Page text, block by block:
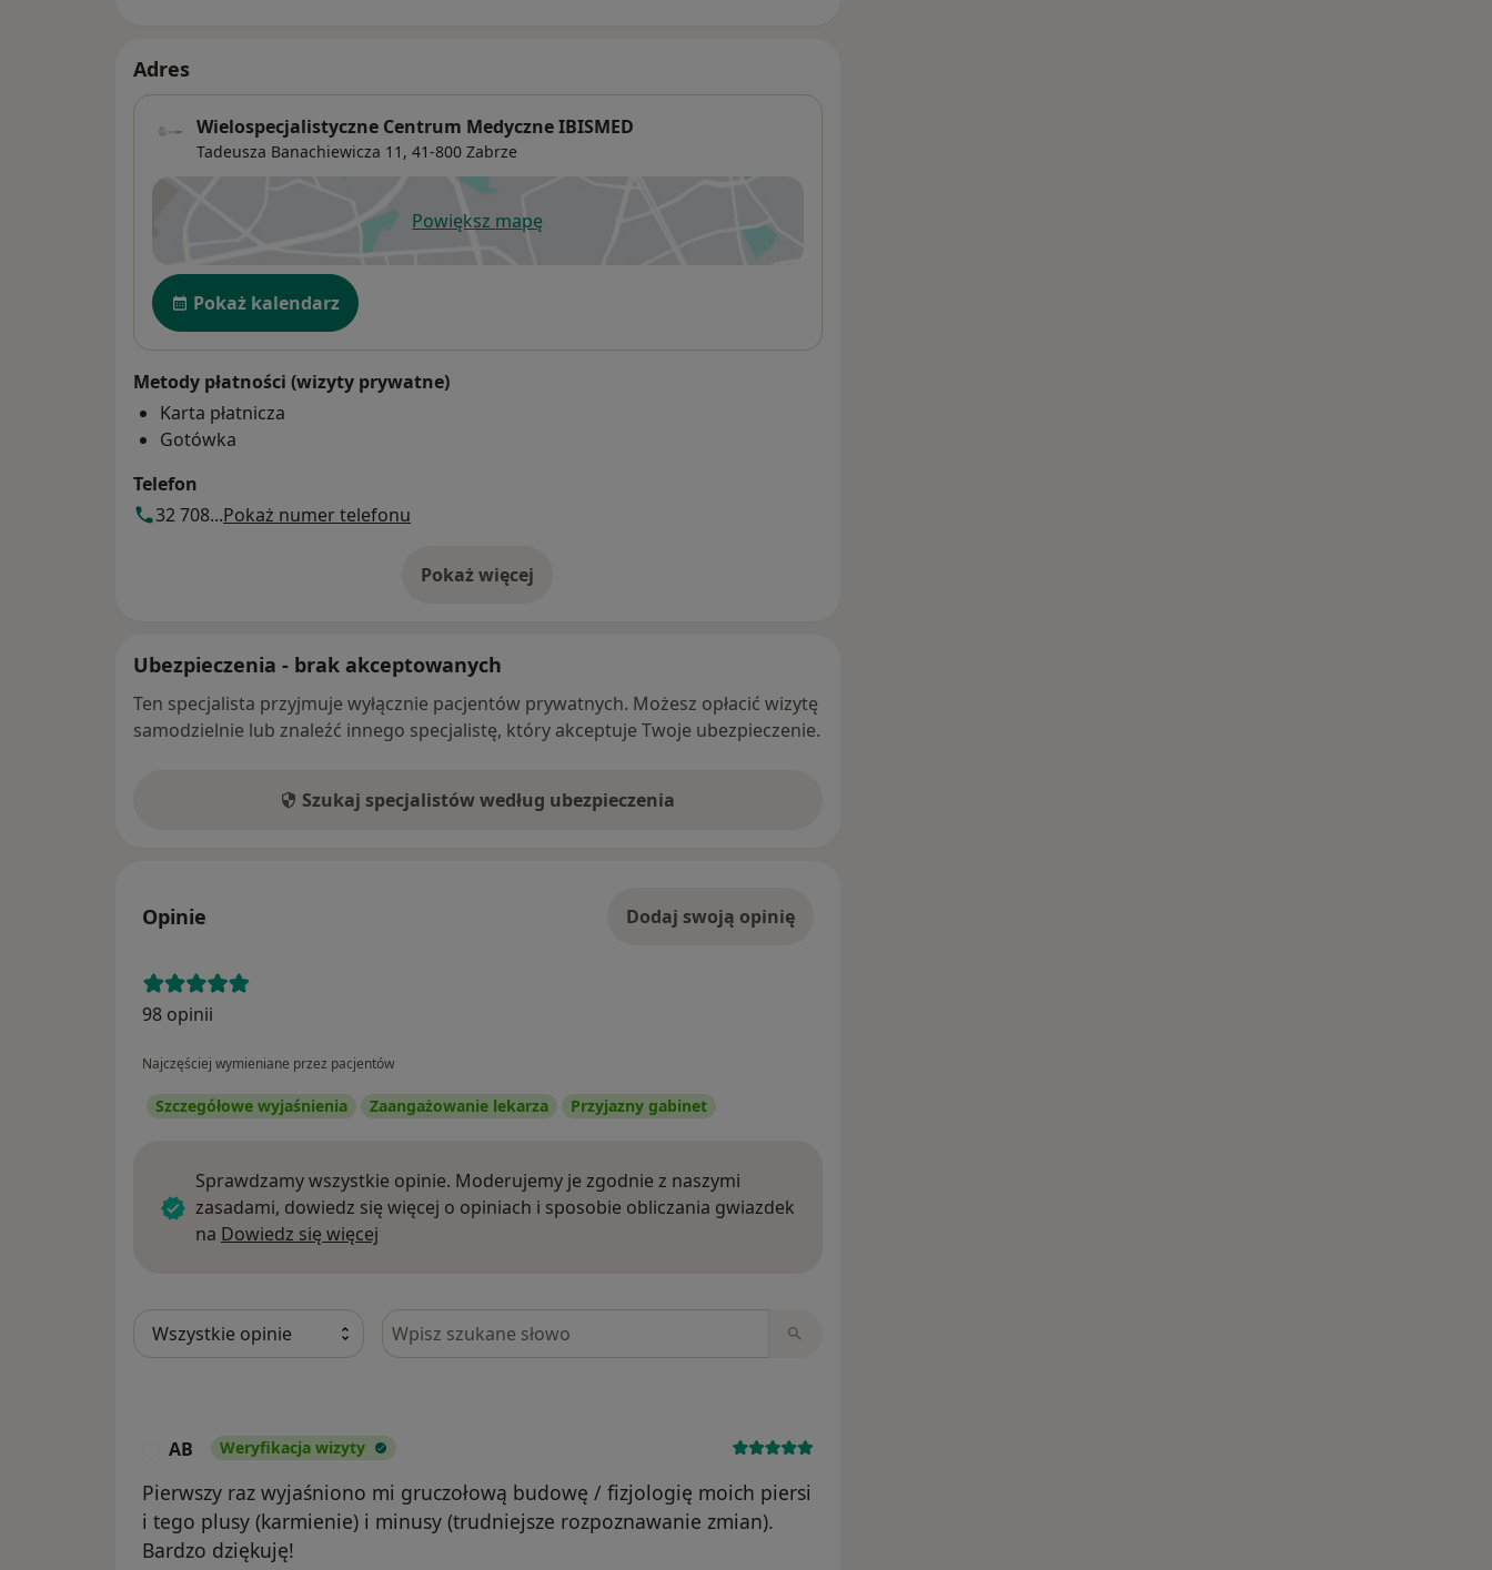
Adres
Wielospecjalistyczne Centrum Medyczne IBISMED
Tadeusza Banachiewicza 11, 41-800 Zabrze
Powiększ mapęotwiera się w nowej karcie
Dostępność
Pokaż kalendarz
Metody płatności (wizyty prywatne)
Karta płatnicza
Gotówka
Telefon
32 708...Pokaż numer telefonu
Pokaż więcej
o adresie
Ubezpieczenia - brak akceptowanych
Ten specjalista przyjmuje wyłącznie pacjentów prywatnych. Możesz opłacić wizytę
samodzielnie lub znaleźć innego specjalistę, który akceptuje Twoje ubezpieczenie.
Szukaj specjalistów według ubezpieczenia
Opinie Dodaj swoją opinię
98 opinii
Najczęściej wymieniane przez pacjentów
Szczegółowe wyjaśnienia Zaangażowanie lekarza Przyjazny gabinet
Sprawdzamy wszystkie opinie. Moderujemy je zgodnie z naszymi
zasadami, dowiedz się więcej o opiniach i sposobie obliczania gwiazdek
na Dowiedz się więcej
Szukaj w opiniach
AB Weryfikacja wizyty
Pierwszy raz wyjaśniono mi gruczołową budowę / fizjologię moich piersi
i tego plusy (karmienie) i minusy (trudniejsze rozpoznawanie zmian).
Bardzo dziękuję!